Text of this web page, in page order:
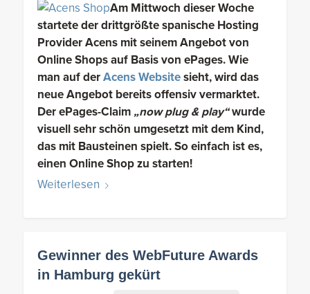
Am Mittwoch dieser Woche
startete der drittgrößte spanische Hosting
Provider Acens mit seinem Angebot von
Online Shops auf Basis von ePages. Wie
man auf derAcens Websitesieht, wird das
neue Angebot bereits offensiv vermarktet.
Der ePages-Claim „now plug & play“wurde
visuell sehr schön umgesetzt mit dem Kind,
das mit Bausteinen spielt. So einfach ist es,
einen Online Shop zu starten!
Weiterlesen
Gewinner des WebFuture Awards
in Hamburg gekürt